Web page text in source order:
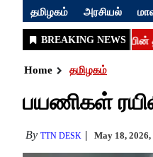
தமிழகம் அரசியல்
Home தமிழகம்
பயணிகள்
By TTN DESK May 18,